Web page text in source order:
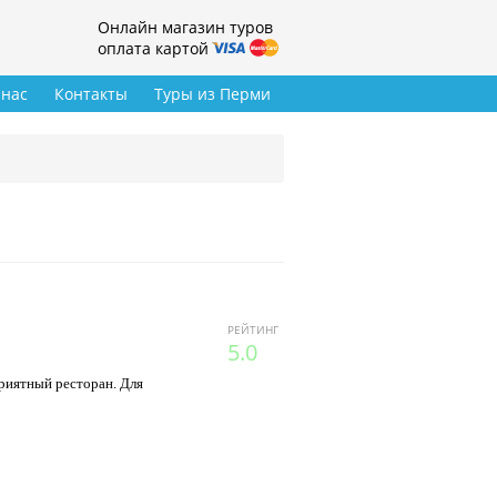
Онлайн магазин туров
оплата картой
Туры из Перми
Контакты
РЕЙТИНГ
5.0
ресторан. Для